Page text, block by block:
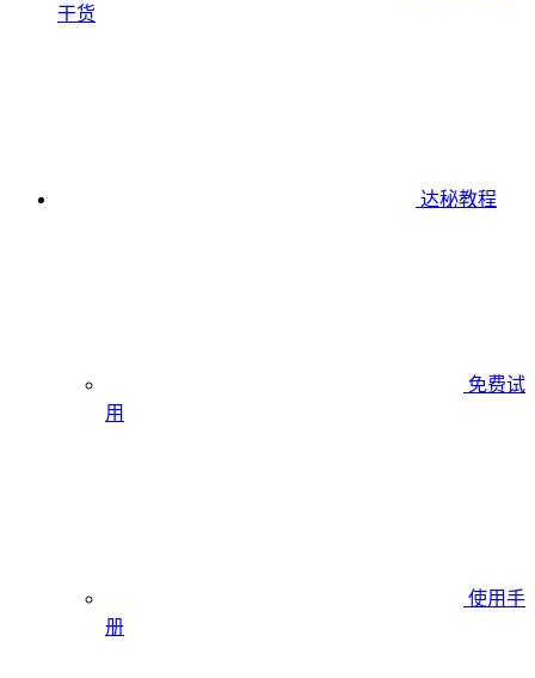
干货
达秘教程
免费试
用
使用手
册